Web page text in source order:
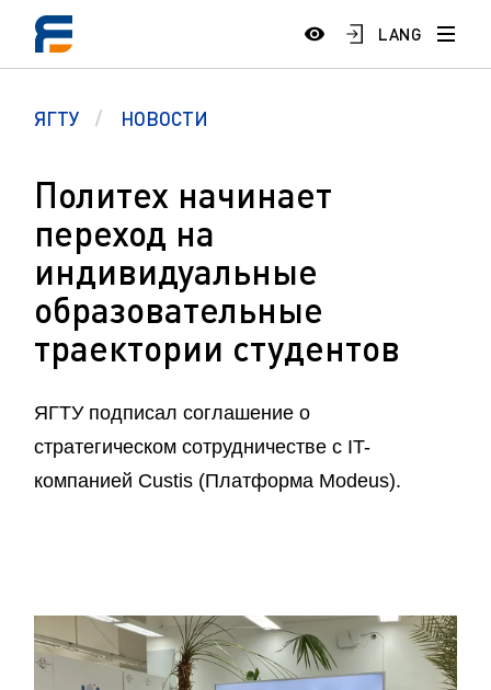
LANG
ЯГТУ НОВОСТИ
Политех начинает
переход на
индивидуальные
образовательные
траектории студентов
ЯГТУ подписал соглашение о
стратегическом сотрудничестве с IT-
компанией Custis (Платформа Modeus).